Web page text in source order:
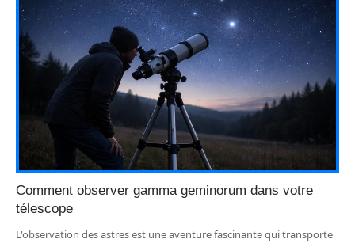
Comment observer gamma geminorum dans votre
télescope
L'observation des astres est une aventure fascinante qui transporte